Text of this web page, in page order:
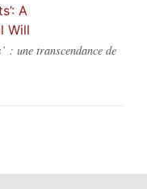
A
Will
: une transcendance de